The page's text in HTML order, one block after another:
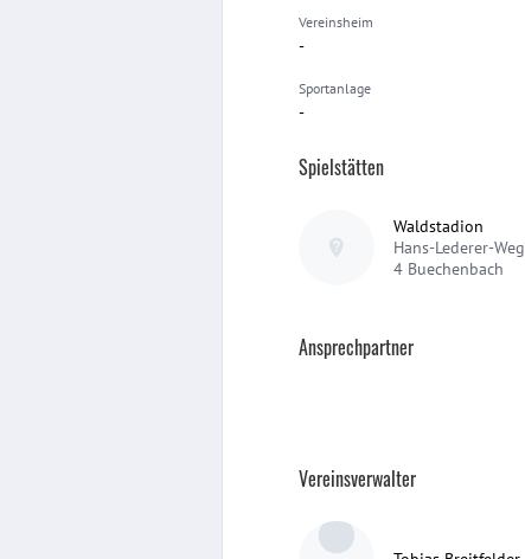
Vereinsheim
-
Sportanlage
-
Spielstätten
Waldstadion
Hans-Lederer-Weg
4 Buechenbach
Ansprechpartner
Vereinsverwalter